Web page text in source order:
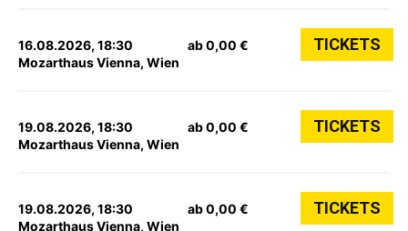
16.08.2026, 18:30
Mozarthaus Vienna, Wien
ab 0,00 € TICKETS
19.08.2026, 18:30
Mozarthaus Vienna, Wien
ab 0,00 € TICKETS
19.08.2026, 18:30
Mozarthaus Vienna, Wien
ab 0,00 € TICKETS